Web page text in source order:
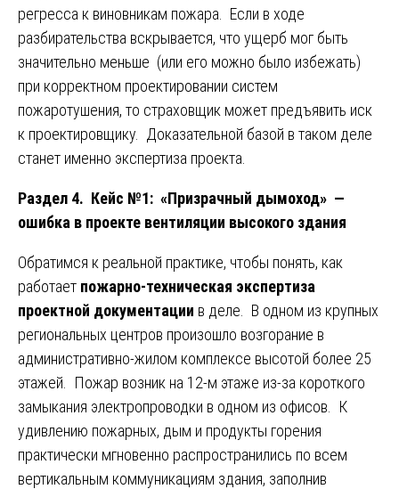
регресса к виновникам пожара. Если в ходе
разбирательства вскрывается, что ущерб мог быть
значительно меньше (или его можно было избежать)
при корректном проектировании систем
пожаротушения, то страховщик может предъявить иск
к проектировщику. Доказательной базой в таком деле
станет именно экспертиза проекта.
Раздел 4. Кейс №1: «Призрачный дымоход» —
ошибка в проекте вентиляции высокого здания
Обратимся к реальной практике, чтобы понять, как
работает пожарно-техническая экспертиза
проектной документации в деле. В одном из крупных
региональных центров произошло возгорание в
административно-жилом комплексе высотой более 25
этажей. Пожар возник на 12-м этаже из-за короткого
замыкания электропроводки в одном из офисов. К
удивлению пожарных, дым и продукты горения
практически мгновенно распространились по всем
вертикальным коммуникациям здания, заполнив